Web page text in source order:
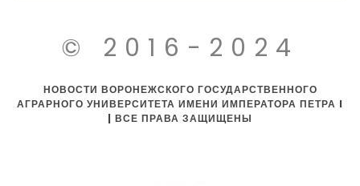
© 2016-2024
НОВОСТИ ВОРОНЕЖСКОГО ГОСУДАРСТВЕННОГО
АГРАРНОГО УНИВЕРСИТЕТА ИМЕНИ ИМПЕРАТОРА ПЕТРА I
| ВСЕ ПРАВА ЗАЩИЩЕНЫ